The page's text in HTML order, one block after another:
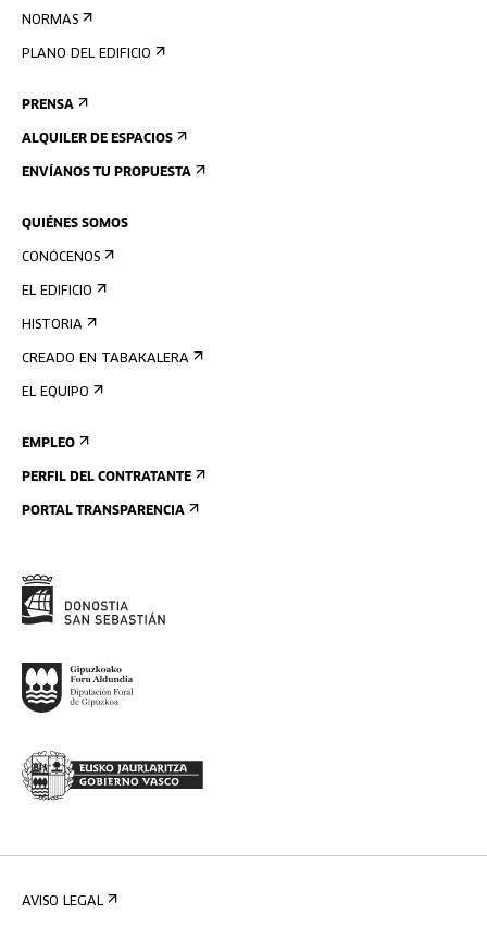
NORMAS
PLANO DEL EDIFICIO
PRENSA
ALQUILER DE ESPACIOS
ENVÍANOS TU PROPUESTA
QUIÉNES SOMOS
CONÓCENOS
EL EDIFICIO
HISTORIA
CREADO EN TABAKALERA
EL EQUIPO
EMPLEO
PERFIL DEL CONTRATANTE
PORTAL TRANSPARENCIA
AVISO LEGAL